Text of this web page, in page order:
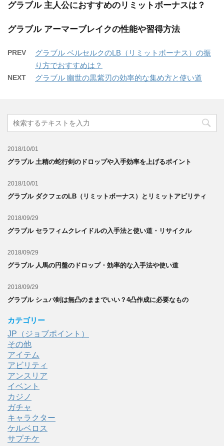
グラブル 主人公におすすめのリミットボーナスは？
グラブル アーマーブレイクの性能や習得方法
PREV
グラブル ベルセルクのLB（リミットボーナス）の振
り方でおすすめは？
NEXT グラブル 幽世の黒紫刃の効率的な集め方と使い道
2018/10/01
グラブル 土精の蛇行剣のドロップや入手効率を上げるポイント
2018/10/01
グラブル ダクフェのLB（リミットボーナス）とリミットアビリティ
2018/09/29
グラブル セラフィムクレイドルの入手法と使い道・リサイクル
2018/09/29
グラブル 人馬の円盤のドロップ・効率的な入手法や使い道
2018/09/29
グラブル シュバ剣は無凸のままでいい？4凸作成に必要なもの
カテゴリー
JP（ジョブポイント）
その他
アイテム
アビリティ
アンスリア
イベント
カジノ
ガチャ
キャラクター
ケルベロス
サプチケ